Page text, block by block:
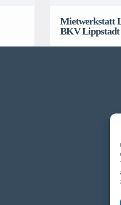
Mietwerkstatt
BKV